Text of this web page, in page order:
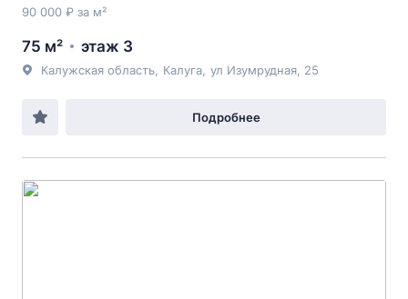
90 000 ₽ за м²
75 м² этаж 3
Калужская область Калуга ул Изумрудная , 25
Подробнее